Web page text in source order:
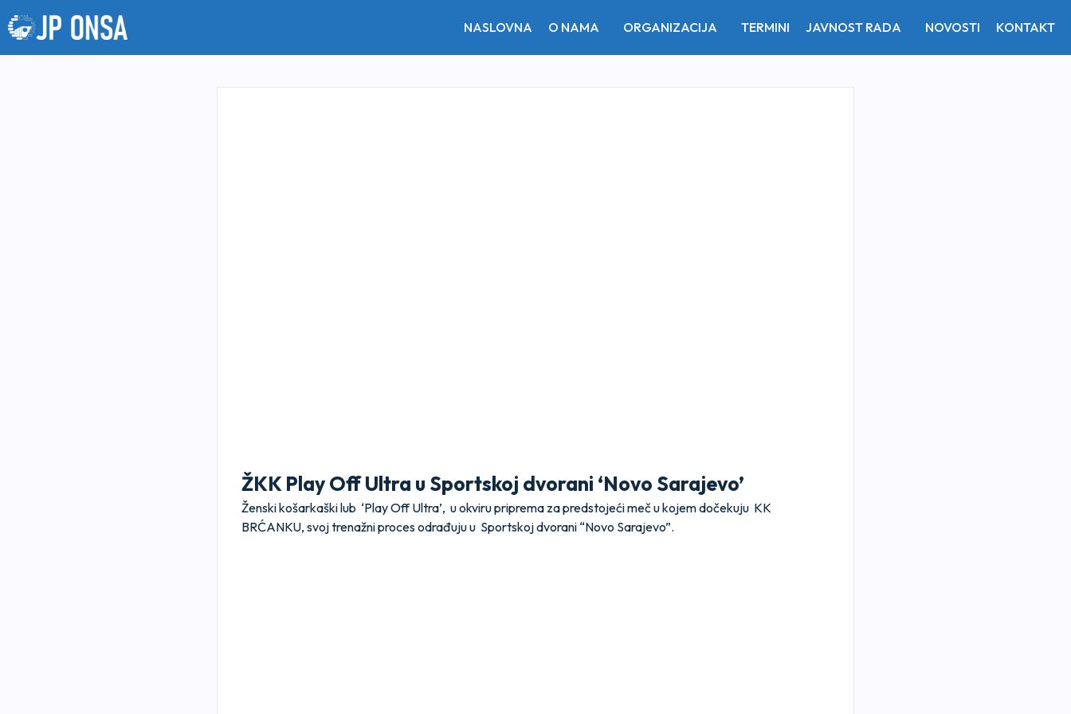
NASLOVNA O NAMA ORGANIZACIJA TERMINI JAVNOST RADA NOVOSTI KONTAKT
ŽKK Play Off Ultra u Sportskoj dvorani ‘Novo Sarajevo’
Ženski košarkaški lub ‘Play Off Ultra’, u okviru priprema za predstojeći meč u kojem dočekuju KK
BRĆANKU, svoj trenažni proces odrađuju u Sportskoj dvorani “Novo Sarajevo”.